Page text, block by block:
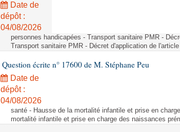
Date de
dépôt :
04/08/2026
personnes handicapées - Transport sanitaire PMR -
Transport sanitaire PMR - Décret d'application de
Question écrite n° 17600 de M. Stéphane Peu
Date de
dépôt :
04/08/2026
santé - Hausse de la mortalité infantile et prise en
mortalité infantile et prise en charge des naissances